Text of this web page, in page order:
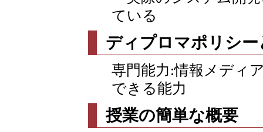
ている
ディプロマポリシー
専門能力:情報メディ
できる能力
授業の簡単な概要